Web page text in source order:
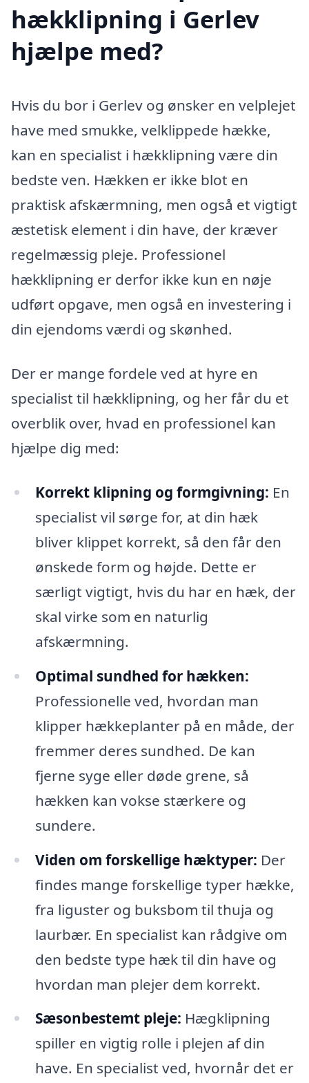
hækklipning i Gerlev
hjælpe med?
Hvis du bor i Gerlev og ønsker en velplejet
have med smukke, velklippede hække,
kan en specialist i hækklipning være din
bedste ven. Hækken er ikke blot en
praktisk afskærmning, men også et vigtigt
æstetisk element i din have, der kræver
regelmæssig pleje. Professionel
hækklipning er derfor ikke kun en nøje
udført opgave, men også en investering i
din ejendoms værdi og skønhed.
Der er mange fordele ved at hyre en
specialist til hækklipning, og her får du et
overblik over, hvad en professionel kan
hjælpe dig med:
Korrekt klipning og formgivning: En
specialist vil sørge for, at din hæk
bliver klippet korrekt, så den får den
ønskede form og højde. Dette er
særligt vigtigt, hvis du har en hæk, der
skal virke som en naturlig
afskærmning.
Optimal sundhed for hækken:
Professionelle ved, hvordan man
klipper hækkeplanter på en måde, der
fremmer deres sundhed. De kan
fjerne syge eller døde grene, så
hækken kan vokse stærkere og
sundere.
Viden om forskellige hæktyper: Der
findes mange forskellige typer hække,
fra liguster og buksbom til thuja og
laurbær. En specialist kan rådgive om
den bedste type hæk til din have og
hvordan man plejer dem korrekt.
Sæsonbestemt pleje: Hægklipning
spiller en vigtig rolle i plejen af din
have. En specialist ved, hvornår det er